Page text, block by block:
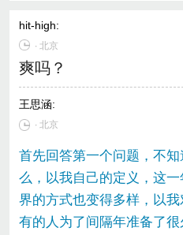
hit-high:
∙ 北京
爽吗？
王思涵:
∙ 北京
首先回答第一个问题，不知
么，以我自己的定义，这
界的方式也变得多样，以我
有的人为了间隔年准备了